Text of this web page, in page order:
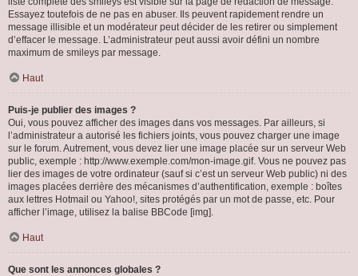
Essayez toutefois de ne pas en abuser. Ils peuvent rapidement rendre un
message illisible et un modérateur peut décider de les retirer ou simplement
d’effacer le message. L’administrateur peut aussi avoir défini un nombre
maximum de smileys par message.
Haut
Puis-je publier des images ?
Oui, vous pouvez afficher des images dans vos messages. Par ailleurs, si
l’administrateur a autorisé les fichiers joints, vous pouvez charger une image
sur le forum. Autrement, vous devez lier une image placée sur un serveur Web
public, exemple : http://www.exemple.com/mon-image.gif. Vous ne pouvez pas
lier des images de votre ordinateur (sauf si c’est un serveur Web public) ni des
images placées derrière des mécanismes d’authentification, exemple : boîtes
aux lettres Hotmail ou Yahoo!, sites protégés par un mot de passe, etc. Pour
afficher l’image, utilisez la balise BBCode [img].
Haut
Que sont les annonces globales ?